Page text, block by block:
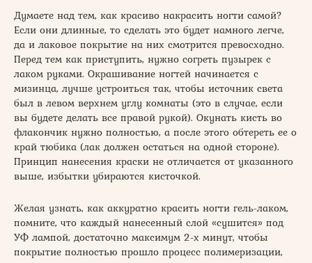
Думаете над тем, как красиво накрасить ногти самой?
Если они длинные, то сделать это будет намного легче,
да и лаковое покрытие на них смотрится превосходно.
Перед тем как приступить, нужно согреть пузырек с
лаком руками. Окрашивание ногтей начинается с
мизинца, лучше устроиться так, чтобы источник света
был в левом верхнем углу комнаты (это в случае, если
вы будете делать все правой рукой). Окунать кисть во
флакончик нужно полностью, а после этого обтереть ее о
край тюбика (лак должен остаться на одной стороне).
Принцип нанесения краски не отличается от указанного
выше, избытки убираются кисточкой.
Желая узнать, как аккуратно красить ногти гель-лаком,
помните, что каждый нанесенный слой «сушится» под
УФ лампой, достаточно максимум 2-х минут, чтобы
покрытие полностью прошло процесс полимеризации,